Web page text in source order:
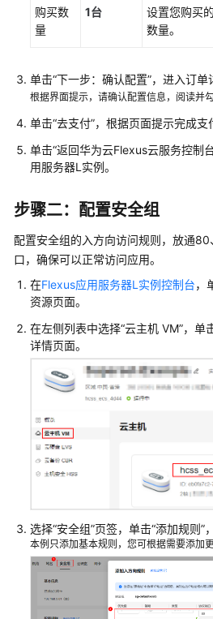
云
服
级
协
议
书
资
源
支
持
区
域
限
购买数
量
1台 设置您购买的
数量。
单击“下一步：确认配置”，进入订单
根据界面提示，请确认配置信息，阅读并勾
单击“去支付”，根据页面提示完成支
单击“返回华为云Flexus云服务控制
用服务器L实例。
步骤二：配置安全组
配置安全组的入方向访问规则，放通
口，确保可以正常访问应用。
在Flexus应用服务器L实例控制台，
资源页面。
在左侧列表中选择“云主机 VM”，单
详情页面。
选择“安全组”页签，单击“添加规则”
本例只添加基本规则，您可根据需要添加更